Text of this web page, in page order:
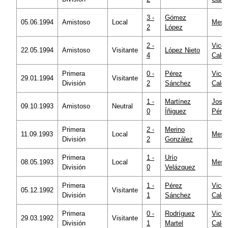
05.06.1994 Amistoso Local
3 -
2
Gómez
López
22.05.1994 Amistoso Visitante
2 -
4
López Nieto
29.01.1994
Primera
División
Visitante
0 -
2
Pérez
Sánchez
09.10.1993 Amistoso Neutral
1 -
0
Martínez
Íñiguez
José
11.09.1993
Primera
División
Local
2 -
2
Merino
González
08.05.1993
Primera
División
Local
1 -
0
Urío
Velázquez
05.12.1992
Primera
División
Visitante
1 -
1
Pérez
Sánchez
29.03.1992
Primera
División
Visitante
0 -
1
Rodríguez
Martel